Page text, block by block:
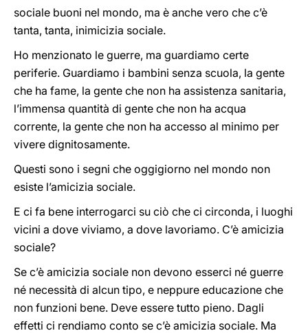
sociale buoni nel mondo, ma è anche vero che c’è
tanta, tanta, inimicizia sociale.
Ho menzionato le guerre, ma guardiamo certe
periferie. Guardiamo i bambini senza scuola, la gente
che ha fame, la gente che non ha assistenza sanitaria,
l’immensa quantità di gente che non ha acqua
corrente, la gente che non ha accesso al minimo per
vivere dignitosamente.
Questi sono i segni che oggigiorno nel mondo non
esiste l’amicizia sociale.
E ci fa bene interrogarci su ciò che ci circonda, i luoghi
vicini a dove viviamo, a dove lavoriamo. C’è amicizia
sociale?
Se c’è amicizia sociale non devono esserci né guerre
né necessità di alcun tipo, e neppure educazione che
non funzioni bene. Deve essere tutto pieno. Dagli
effetti ci rendiamo conto se c’è amicizia sociale. Ma